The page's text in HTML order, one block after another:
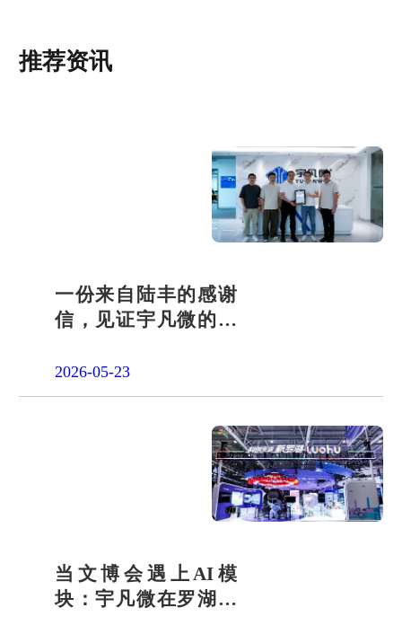
推荐资讯
一份来自陆丰的感谢
信，见证宇凡微的社
2026-05-23
当文博会遇上AI模
块：宇凡微在罗湖展